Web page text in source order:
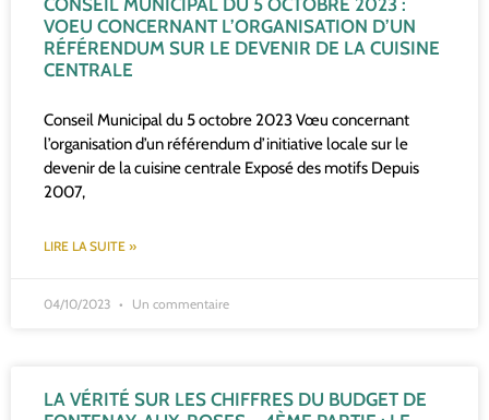
CONSEIL MUNICIPAL DU 5 OCTOBRE 2023 :
VOEU CONCERNANT L’ORGANISATION D’UN
RÉFÉRENDUM SUR LE DEVENIR DE LA CUISINE
CENTRALE
Conseil Municipal du 5 octobre 2023 Vœu concernant
l’organisation d’un référendum d’initiative locale sur le
devenir de la cuisine centrale Exposé des motifs Depuis
2007,
LIRE LA SUITE »
04/10/2023 Un commentaire
LA VÉRITÉ SUR LES CHIFFRES DU BUDGET DE